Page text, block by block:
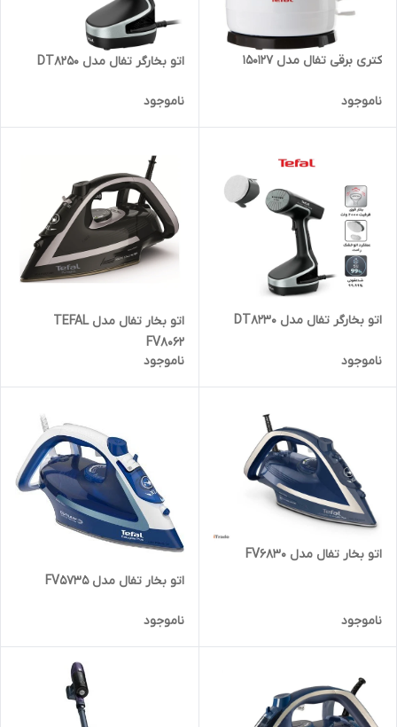
کتری برقی تفال مدل 150127
ناموجود
اتو بخارگر تفال مدل DT8250
ناموجود
اتو بخارگر تفال مدل DT8230
ناموجود
اتو بخار تفال مدل TEFAL
FV8062
ناموجود
اتو بخار تفال مدل FV6830
ناموجود
اتو بخار تفال مدل FV5735
ناموجود